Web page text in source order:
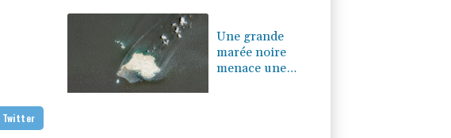
sur Twitter
Une grande
marée noire
menace une